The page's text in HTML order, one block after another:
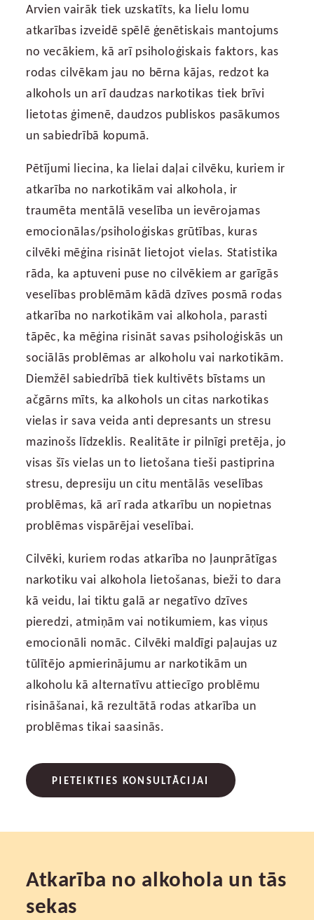
Arvien vairāk tiek uzskatīts, ka lielu lomu
atkarības izveidē spēlē ģenētiskais mantojums
no vecākiem, kā arī psiholoģiskais faktors, kas
rodas cilvēkam jau no bērna kājas, redzot ka
alkohols un arī daudzas narkotikas tiek brīvi
lietotas ģimenē, daudzos publiskos pasākumos
un sabiedrībā kopumā.
Pētījumi liecina, ka lielai daļai cilvēku, kuriem ir
atkarība no narkotikām vai alkohola, ir
traumēta mentālā veselība un ievērojamas
emocionālas/psiholoģiskas grūtības, kuras
cilvēki mēģina risināt lietojot vielas. Statistika
rāda, ka aptuveni puse no cilvēkiem ar garīgās
veselības problēmām kādā dzīves posmā rodas
atkarība no narkotikām vai alkohola, parasti
tāpēc, ka mēģina risināt savas psiholoģiskās un
sociālās problēmas ar alkoholu vai narkotikām.
Diemžēl sabiedrībā tiek kultivēts bīstams un
ačgārns mīts, ka alkohols un citas narkotikas
vielas ir sava veida anti depresants un stresu
mazinošs līdzeklis. Realitāte ir pilnīgi pretēja, jo
visas šīs vielas un to lietošana tieši pastiprina
stresu, depresiju un citu mentālās veselības
problēmas, kā arī rada atkarību un nopietnas
problēmas vispārējai veselībai.
Cilvēki, kuriem rodas atkarība no ļaunprātīgas
narkotiku vai alkohola lietošanas, bieži to dara
kā veidu, lai tiktu galā ar negatīvo dzīves
pieredzi, atmiņām vai notikumiem, kas viņus
emocionāli nomāc. Cilvēki maldīgi paļaujas uz
tūlītējo apmierinājumu ar narkotikām un
alkoholu kā alternatīvu attiecīgo problēmu
risināšanai, kā rezultātā rodas atkarība un
problēmas tikai saasinās.
PIETEIKTIES KONSULTĀCIJAI
Atkarība no alkohola un tās
sekas